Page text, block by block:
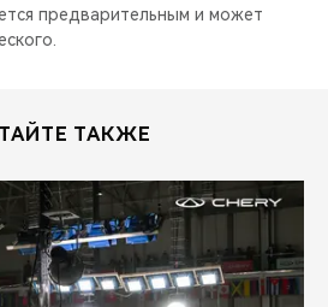
предварительным и может
ТАКЖЕ